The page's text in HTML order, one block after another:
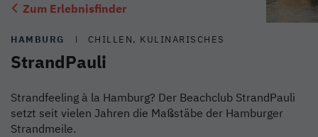
Zum Erlebnisfinder
HAMBURG CHILLEN, KULINARISCHES
StrandPauli
Strandfeeling à la Hamburg? Der Beachclub StrandPauli
setzt seit vielen Jahren die Maßstäbe der Hamburger
Strandmeile.